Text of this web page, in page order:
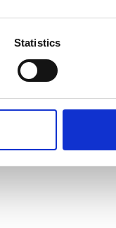
Statistics
melk